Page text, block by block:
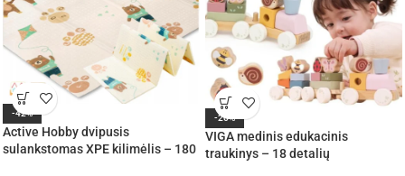
-42%
Active Hobby dvipusis
sulankstomas XPE kilimėlis – 180
-26%
VIGA medinis edukacinis
traukinys – 18 detalių